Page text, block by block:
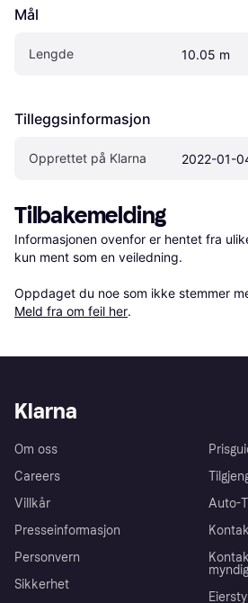
Mål
Lengde 10.05 m
Tilleggsinformasjon
Opprettet på Klarna 2022-01-
Tilbakemelding
Informasjonen ovenfor er hentet fra
kun ment som en veiledning.
Oppdaget du noe som ikke stemmer
Meld fra om feil her.
Klarna
Om oss
Careers
Villkår
Presseinformasjon
Personvern
Sikkerhet
Auto-